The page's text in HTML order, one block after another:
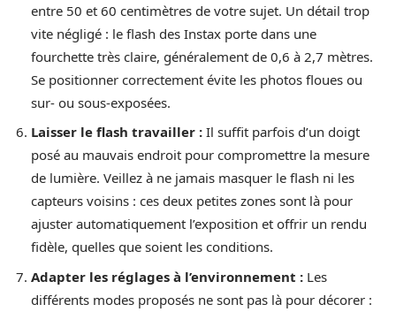
entre 50 et 60 centimètres de votre sujet. Un détail trop
vite négligé : le flash des Instax porte dans une
fourchette très claire, généralement de 0,6 à 2,7 mètres.
Se positionner correctement évite les photos floues ou
sur- ou sous-exposées.
Laisser le flash travailler : Il suffit parfois d’un doigt
posé au mauvais endroit pour compromettre la mesure
de lumière. Veillez à ne jamais masquer le flash ni les
capteurs voisins : ces deux petites zones sont là pour
ajuster automatiquement l’exposition et offrir un rendu
fidèle, quelles que soient les conditions.
Adapter les réglages à l’environnement : Les
différents modes proposés ne sont pas là pour décorer :